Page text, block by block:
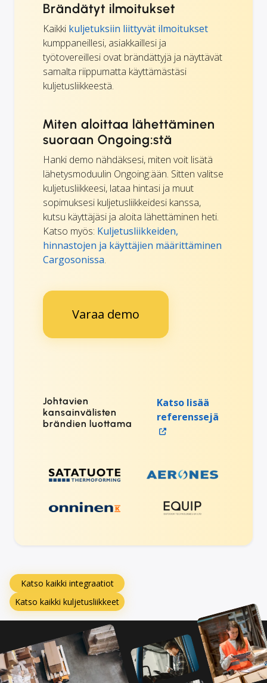
Brändätyt ilmoitukset
Kaikki kuljetuksiin liittyvät ilmoitukset
kumppaneillesi, asiakkaillesi ja
työtovereillesi ovat brändättyjä ja näyttävät
samalta riippumatta käyttämästäsi
kuljetusliikkeestä.
Miten aloittaa lähettäminen
suoraan Ongoing:stä
Hanki demo nähdäksesi, miten voit lisätä
lähetysmoduulin Ongoing:ään. Sitten valitse
kuljetusliikkeesi, lataa hintasi ja muut
sopimuksesi kuljetusliikkeidesi kanssa,
kutsu käyttäjäsi ja aloita lähettäminen heti.
Katso myös: Kuljetusliikkeiden,
hinnastojen ja käyttäjien määrittäminen
Cargosonissa.
Varaa demo
Johtavien
kansainvälisten
brändien luottama
Katso lisää
referenssejä
Katso kaikki integraatiot
Katso kaikki kuljetusliikkeet